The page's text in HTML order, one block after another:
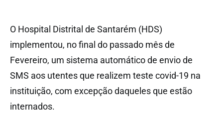
O Hospital Distrital de Santarém (HDS)
implementou, no final do passado mês de
Fevereiro, um sistema automático de envio de
SMS aos utentes que realizem teste covid-19 na
instituição, com excepção daqueles que estão
internados.